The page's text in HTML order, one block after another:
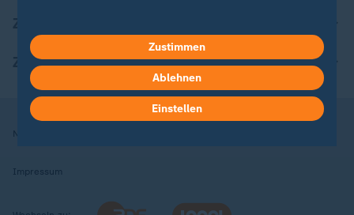
ZDFheute Apps
Nutzungsbedingungen
Impressum
in deinen Einstellungen widerrufen oder ändern.
Hier findest du das Impressum.
Weitere Informationen findest du in unserer
Datenschutzerklärung.
Zustimmen
Ablehnen
Einstellen